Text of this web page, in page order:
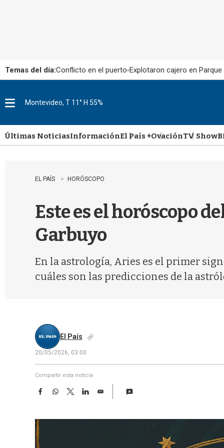
Temas del día:Conflicto en el puerto Explotaron cajero en
u
Montevideo, T 11° H 55%
Últimas NoticiasInformaciónEl País +OvaciónTV Show
EL PAÍS HORÓSCOPO
Este es el horóscopo
Garbuyo
En la astrología, Aries es el primer
cuáles son las predicciones de la
El País
20/05/2026, 03:00
Compartir esta noticia
F
e
W
t
T
w
t
L
k
E
i